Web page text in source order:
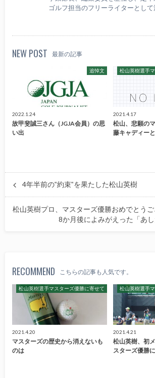
ゴルフ担当のフリーライターとして
NEW POST 最新の記事
追悼文
2022.1.24
故甲斐誠三さん（JGJA会員）の思
い出
松山英樹選手
2021.4.17
松山、悲願の
藤キャディー
4年半前の‟約束‟を果たした松山英樹
松山英樹プロ、マスターズ優勝おめでとうご
8か月後によみがえった「あ
RECOMMEND こちらの記事も人気です。
松山英樹選手マスターズ優勝に寄せて
2021.4.20
マスターズの歴史から消えないも
のは
松山英樹選手
2021.4.21
松山英樹、初
スターズ優勝